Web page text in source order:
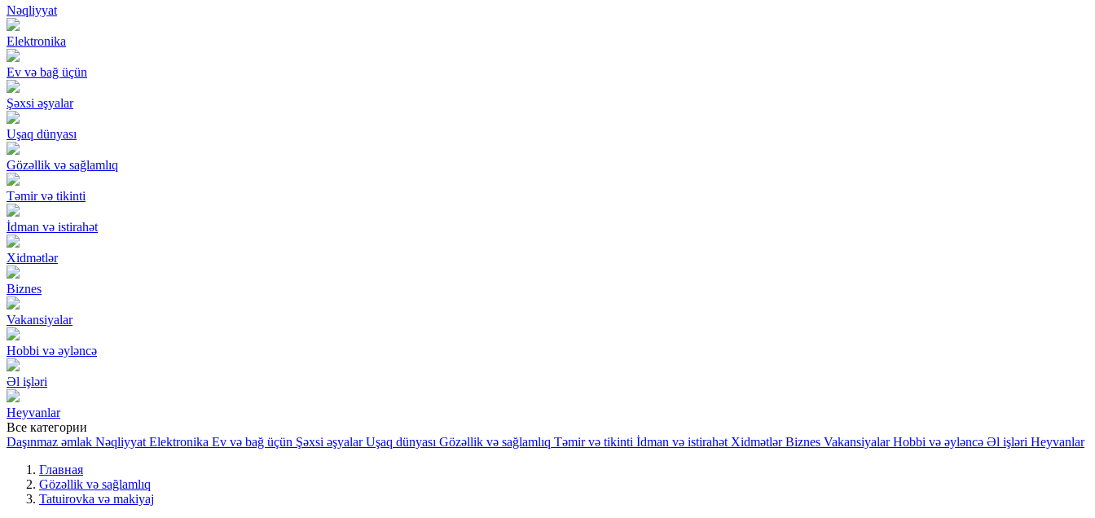
Nəqliyyat
Elektronika
Ev və bağ üçün
Şəxsi əşyalar
Uşaq dünyası
Gözəllik və sağlamlıq
Təmir və tikinti
İdman və istirahət
Xidmətlər
Biznes
Vakansiyalar
Hobbi və əyləncə
Əl işləri
Heyvanlar
Все категории
Daşınmaz əmlak Nəqliyyat Elektronika Ev və bağ üçün Şəxsi əşyalar Uşaq dünyası Gözəllik və sağlamlıq Təmir və tikinti İdman və istirahət Xidmətlər Biznes Vakansiyalar Hobbi və əyləncə Əl işləri Heyvanlar
Главная
Gözəllik və sağlamlıq
Tatuirovka və makiyaj